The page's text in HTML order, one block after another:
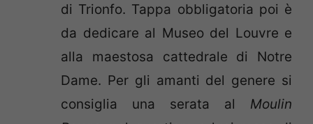
di Trionfo. Tappa obbligatoria poi è
da dedicare al Museo del Louvre e
alla maestosa cattedrale di Notre
Dame. Per gli amanti del genere si
consiglia una serata al Moulin